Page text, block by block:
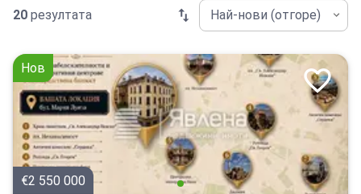
20 резултата Най-нови (отгоре)
Нов
€2 550 000